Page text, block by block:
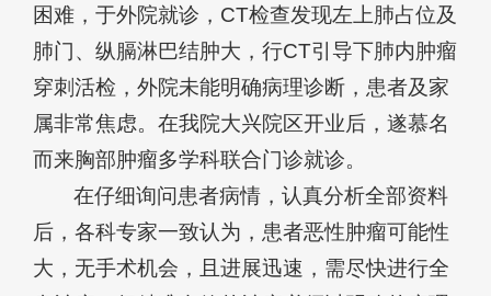
困难，于外院就诊，CT检查发现左上肺占位及
肺门、纵膈淋巴结肿大，行CT引导下肺内肿瘤
穿刺活检，外院未能明确病理诊断，患者及家
属非常焦虑。在我院大兴院区开业后，遂慕名
而来胸部肿瘤多学科联合门诊就诊。
在仔细询问患者病情，认真分析全部资料
后，各科专家一致认为，患者恶性肿瘤可能性
大，无手术机会，且进展迅速，需尽快进行全